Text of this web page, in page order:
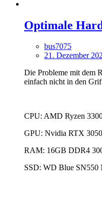
Optimale
bus7075
21. Dezember
Die Probleme mit dem
einfach nicht in den
CPU: AMD Ryzen
GPU: Nvidia RTX 3050
RAM: 16GB DDR4
SSD: WD Blue SN550